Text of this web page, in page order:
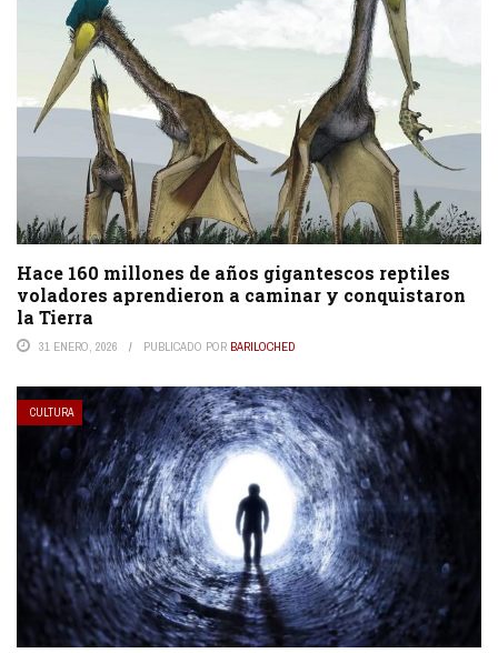
Hace 160 millones de años gigantescos reptiles
voladores aprendieron a caminar y conquistaron
la Tierra
31 ENERO, 2026 PUBLICADO POR BARILOCHED
CULTURA